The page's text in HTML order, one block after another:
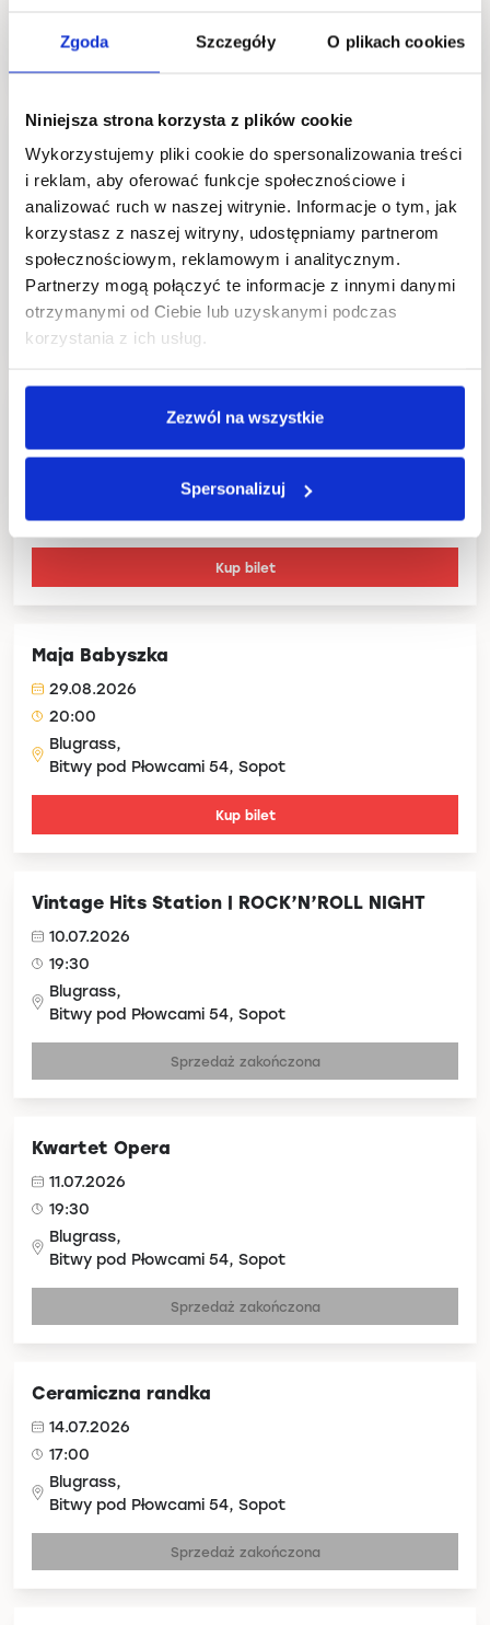
Zgoda Szczegóły O plikach cookies
Niniejsza strona korzysta z plików cookie
Wykorzystujemy pliki cookie do spersonalizowania treści
i reklam, aby oferować funkcje społecznościowe i
analizować ruch w naszej witrynie. Informacje o tym, jak
korzystasz z naszej witryny, udostępniamy partnerom
społecznościowym, reklamowym i analitycznym.
Partnerzy mogą połączyć te informacje z innymi danymi
otrzymanymi od Ciebie lub uzyskanymi podczas
korzystania z ich usług.
Zezwól na wszystkie
Spersonalizuj
Kup bilet
Warsztaty artystyczne: Nokturn w czerni i
złocie
25.08.2026
Blugrass,
Bitwy pod Płowcami 54, Sopot
Kup bilet
Bitwy pod Płowcami 54, Sopot
Kup bilet
Maja Babyszka
29.08.2026
20:00
Blugrass,
Bitwy pod Płowcami 54, Sopot
Kup bilet
Vintage Hits Station | ROCK’N’ROLL NIGHT
10.07.2026
19:30
Blugrass,
Bitwy pod Płowcami 54, Sopot
Sprzedaż zakończona
Kwartet Opera
11.07.2026
19:30
Blugrass,
Bitwy pod Płowcami 54, Sopot
Sprzedaż zakończona
Ceramiczna randka
14.07.2026
17:00
Blugrass,
Bitwy pod Płowcami 54, Sopot
Sprzedaż zakończona